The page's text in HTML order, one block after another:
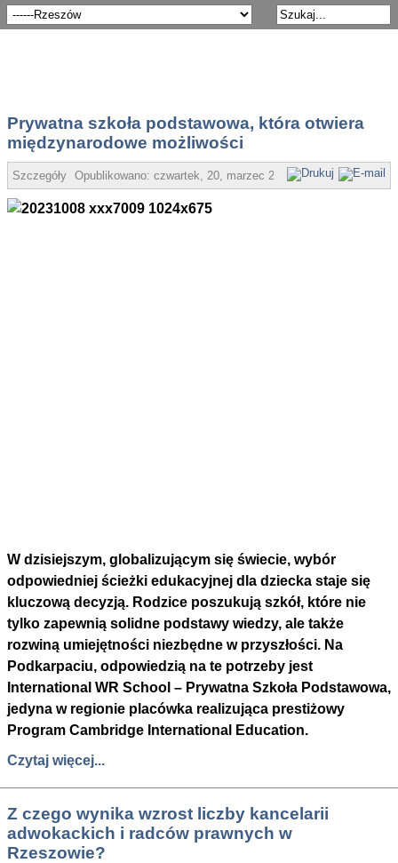
Prywatna szkoła podstawowa, która otwiera
międzynarodowe możliwości
Szczegóły Opublikowano: czwartek, 20, marzec 2025 18:49 Super User
W dzisiejszym, globalizującym się świecie, wybór
odpowiedniej ścieżki edukacyjnej dla dziecka staje się
kluczową decyzją. Rodzice poszukują szkół, które nie
tylko zapewnią solidne podstawy wiedzy, ale także
rozwiną umiejętności niezbędne w przyszłości. Na
Podkarpaciu, odpowiedzią na te potrzeby jest
International WR School – Prywatna Szkoła Podstawowa,
jedyna w regionie placówka realizująca prestiżowy
Program Cambridge International Education.
Czytaj więcej...
Z czego wynika wzrost liczby kancelarii
adwokackich i radców prawnych w
Rzeszowie?